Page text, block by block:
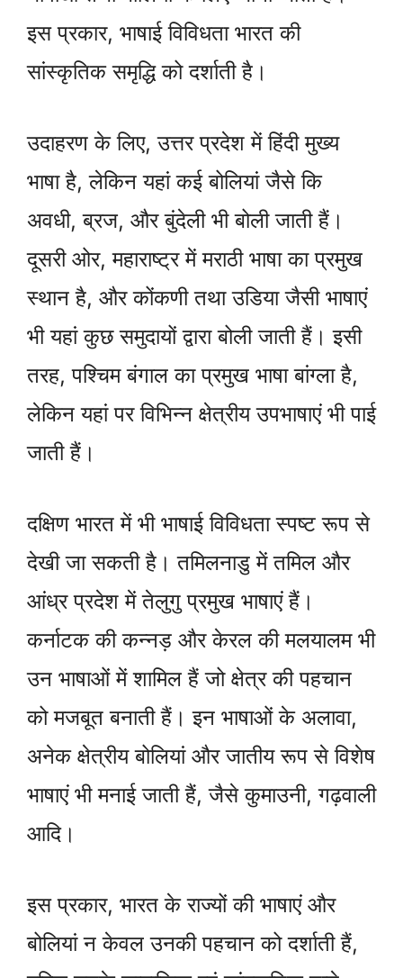
इस प्रकार, भाषाई विविधता भारत की
सांस्कृतिक समृद्धि को दर्शाती है।
उदाहरण के लिए, उत्तर प्रदेश में हिंदी मुख्य
भाषा है, लेकिन यहां कई बोलियां जैसे कि
अवधी, ब्रज, और बुंदेली भी बोली जाती हैं।
दूसरी ओर, महाराष्ट्र में मराठी भाषा का प्रमुख
स्थान है, और कोंकणी तथा उडिया जैसी भाषाएं
भी यहां कुछ समुदायों द्वारा बोली जाती हैं। इसी
तरह, पश्चिम बंगाल का प्रमुख भाषा बांग्ला है,
लेकिन यहां पर विभिन्न क्षेत्रीय उपभाषाएं भी पाई
जाती हैं।
दक्षिण भारत में भी भाषाई विविधता स्पष्ट रूप से
देखी जा सकती है। तमिलनाडु में तमिल और
आंध्र प्रदेश में तेलुगु प्रमुख भाषाएं हैं।
कर्नाटक की कन्नड़ और केरल की मलयालम भी
उन भाषाओं में शामिल हैं जो क्षेत्र की पहचान
को मजबूत बनाती हैं। इन भाषाओं के अलावा,
अनेक क्षेत्रीय बोलियां और जातीय रूप से विशेष
भाषाएं भी मनाई जाती हैं, जैसे कुमाउनी, गढ़वाली
आदि।
इस प्रकार, भारत के राज्यों की भाषाएं और
बोलियां न केवल उनकी पहचान को दर्शाती हैं,